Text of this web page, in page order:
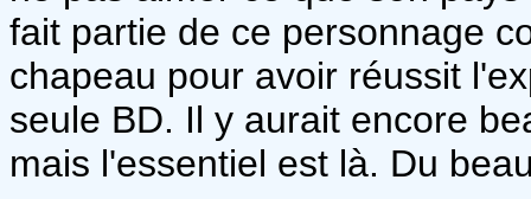
fait partie de ce personnage
chapeau pour avoir réussit
seule BD. Il y aurait encore
mais l'essentiel est là. Du